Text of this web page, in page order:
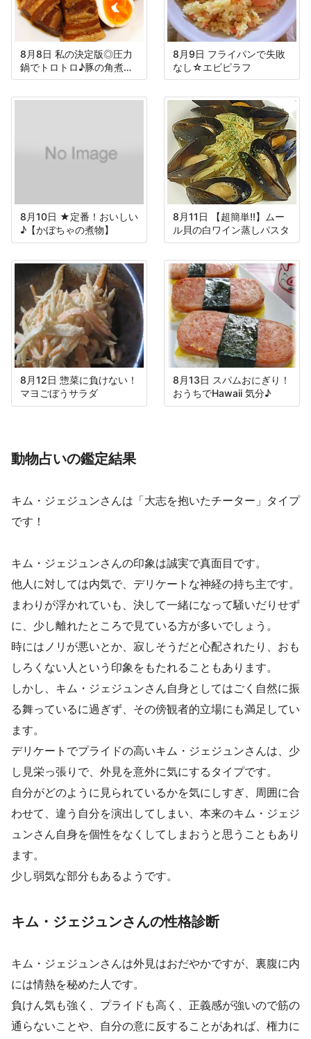
8月8日 私の決定版◎圧力
鍋でトロトロ♪豚の角煮＆
大根
8月9日 フライパンで失敗
なし☆エビピラフ
8月10日 ★定番！おいしい
♪【かぼちゃの煮物】
8月11日 【超簡単!!】ムー
ル貝の白ワイン蒸しパスタ
8月12日 惣菜に負けない！
マヨごぼうサラダ
8月13日 スパムおにぎり！
おうちでHawaii 気分♪
動物占いの鑑定結果
キム・ジェジュンさんは「大志を抱いたチーター」タイプ
です！
キム・ジェジュンさんの印象は誠実で真面目です。
他人に対しては内気で、デリケートな神経の持ち主です。
まわりが浮かれていも、決して一緒になって騒いだりせず
に、少し離れたところで見ている方が多いでしょう。
時にはノリが悪いとか、寂しそうだと心配されたり、おも
しろくない人という印象をもたれることもあります。
しかし、キム・ジェジュンさん自身としてはごく自然に振
る舞っているに過ぎず、その傍観者的立場にも満足してい
ます。
デリケートでプライドの高いキム・ジェジュンさんは、少
し見栄っ張りで、外見を意外に気にするタイプです。
自分がどのように見られているかを気にしすぎ、周囲に合
わせて、違う自分を演出してしまい、本来のキム・ジェジ
ュンさん自身を個性をなくしてしまおうと思うこともあり
ます。
少し弱気な部分もあるようです。
キム・ジェジュンさんの性格診断
キム・ジェジュンさんは外見はおだやかですが、裏腹に内
には情熱を秘めた人です。
負けん気も強く、プライドも高く、正義感が強いので筋の
通らないことや、自分の意に反することがあれば、権力に